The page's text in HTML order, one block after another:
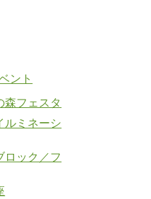
ント
森フェスタ
ルミネーシ
ロック／フ